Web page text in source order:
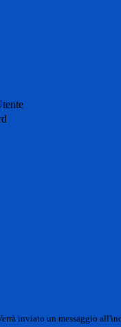
inviato un messaggio